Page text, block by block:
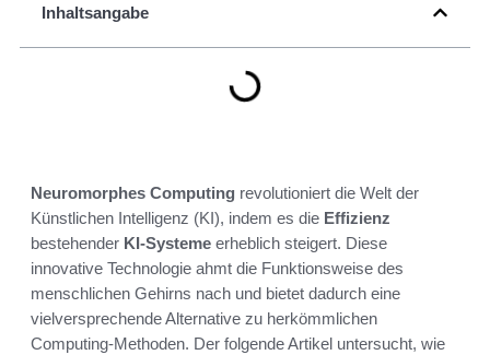
Inhaltsangabe
Neuromorphes Computing revolutioniert die Welt der
Künstlichen Intelligenz (KI), indem es die Effizienz
bestehender KI-Systeme erheblich steigert. Diese
innovative Technologie ahmt die Funktionsweise des
menschlichen Gehirns nach und bietet dadurch eine
vielversprechende Alternative zu herkömmlichen
Computing-Methoden. Der folgende Artikel untersucht, wie